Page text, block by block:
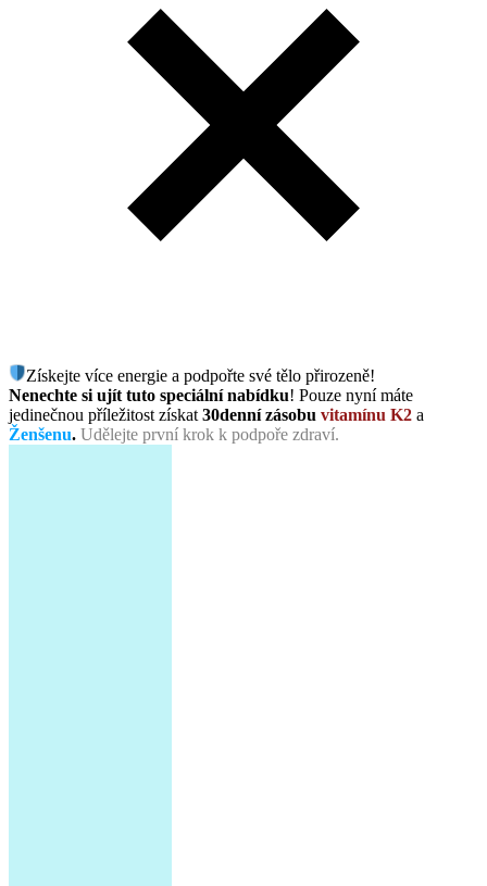
Získejte více energie a podpořte své tělo přirozeně!
Nenechte si ujít tuto speciální nabídku! Pouze nyní máte
jedinečnou příležitost získat 30denní zásobu vitamínu K2 a
Ženšenu. Udělejte první krok k podpoře zdraví.